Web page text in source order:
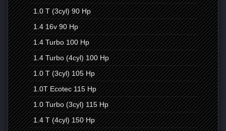
1.0 T (3cyl) 90 Hp
1.4 16v 90 Hp
1.4 Turbo 100 Hp
1.4 Turbo (4cyl) 100 Hp
1.0 T (3cyl) 105 Hp
1.0T Ecotec 115 Hp
1.0 Turbo (3cyl) 115 Hp
1.4 T (4cyl) 150 Hp